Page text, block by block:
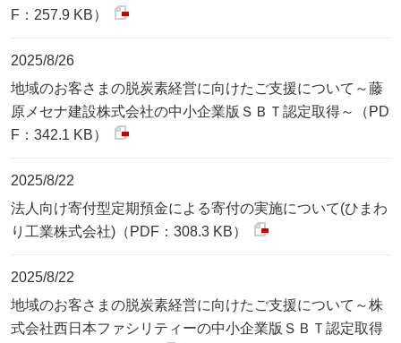
F：257.9 KB）
2025/8/26
地域のお客さまの脱炭素経営に向けたご支援について～藤
原メセナ建設株式会社の中小企業版ＳＢＴ認定取得～（PD
F：342.1 KB）
2025/8/22
法人向け寄付型定期預金による寄付の実施について(ひまわ
り工業株式会社)（PDF：308.3 KB）
2025/8/22
地域のお客さまの脱炭素経営に向けたご支援について～株
式会社西日本ファシリティーの中小企業版ＳＢＴ認定取得